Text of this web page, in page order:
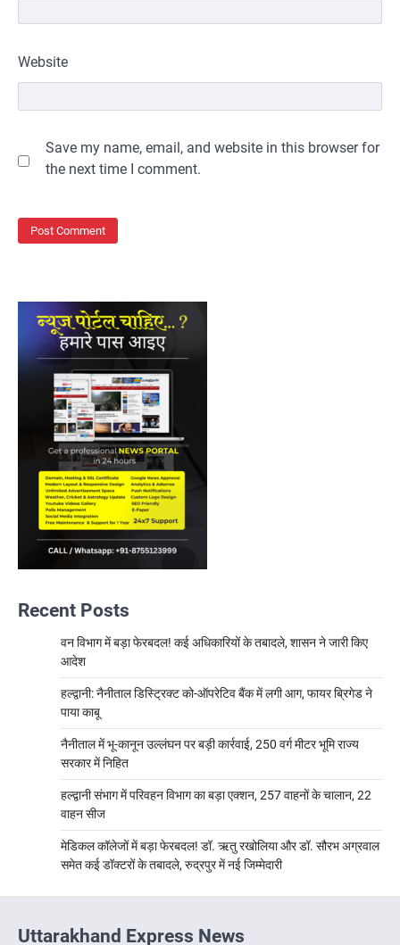
Website
Save my name, email, and website in this browser for
the next time I comment.
Recent Posts
वन विभाग में बड़ा फेरबदल! कई अधिकारियों के तबादले, शासन ने जारी किए
आदेश
हल्द्वानी: नैनीताल डिस्ट्रिक्ट को-ऑपरेटिव बैंक में लगी आग, फायर ब्रिगेड ने
पाया काबू
नैनीताल में भू-कानून उल्लंघन पर बड़ी कार्रवाई, 250 वर्ग मीटर भूमि राज्य
सरकार में निहित
हल्द्वानी संभाग में परिवहन विभाग का बड़ा एक्शन, 257 वाहनों के चालान, 22
वाहन सीज
मेडिकल कॉलेजों में बड़ा फेरबदल! डॉ. ऋतु रखोलिया और डॉ. सौरभ अग्रवाल
समेत कई डॉक्टरों के तबादले, रुद्रपुर में नई जिम्मेदारी
Uttarakhand Express News